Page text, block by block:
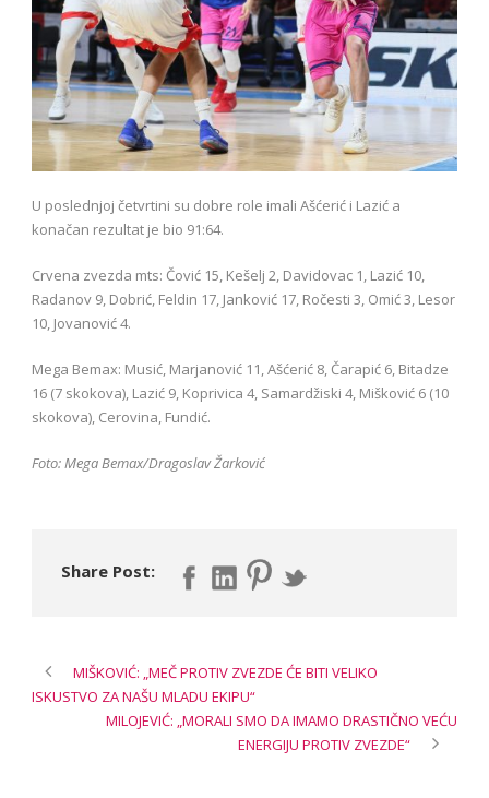
U poslednjoj četvrtini su dobre role imali Ašćerić i Lazić a
konačan rezultat je bio 91:64.
Crvena zvezda mts: Čović 15, Kešelj 2, Davidovac 1, Lazić 10,
Radanov 9, Dobrić, Feldin 17, Janković 17, Ročesti 3, Omić 3, Lesor
10, Jovanović 4.
Mega Bemax: Musić, Marjanović 11, Ašćerić 8, Čarapić 6, Bitadze
16 (7 skokova), Lazić 9, Koprivica 4, Samardžiski 4, Mišković 6 (10
skokova), Cerovina, Fundić.
Foto: Mega Bemax/Dragoslav Žarković
Share Post:
MIŠKOVIĆ: „MEČ PROTIV ZVEZDE ĆE BITI VELIKO
ISKUSTVO ZA NAŠU MLADU EKIPU“
MILOJEVIĆ: „MORALI SMO DA IMAMO DRASTIČNO VEĆU
ENERGIJU PROTIV ZVEZDE“